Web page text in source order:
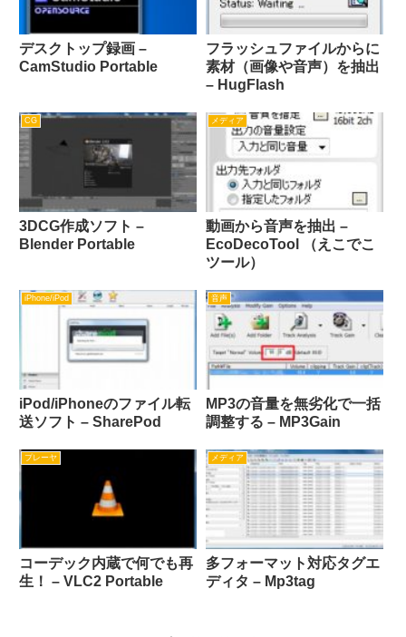
デスクトップ録画 –
CamStudio Portable
フラッシュファイルからに
素材（画像や音声）を抽出
– HugFlash
CG
3DCG作成ソフト –
Blender Portable
メディア
動画から音声を抽出 –
EcoDecoTool （えこでこ
ツール）
iPhone/iPod
iPod/iPhoneのファイル転
送ソフト – SharePod
音声
MP3の音量を無劣化で一括
調整する – MP3Gain
プレーヤ
コーデック内蔵で何でも再
生！ – VLC2 Portable
メディア
多フォーマット対応タグエ
ディタ – Mp3tag